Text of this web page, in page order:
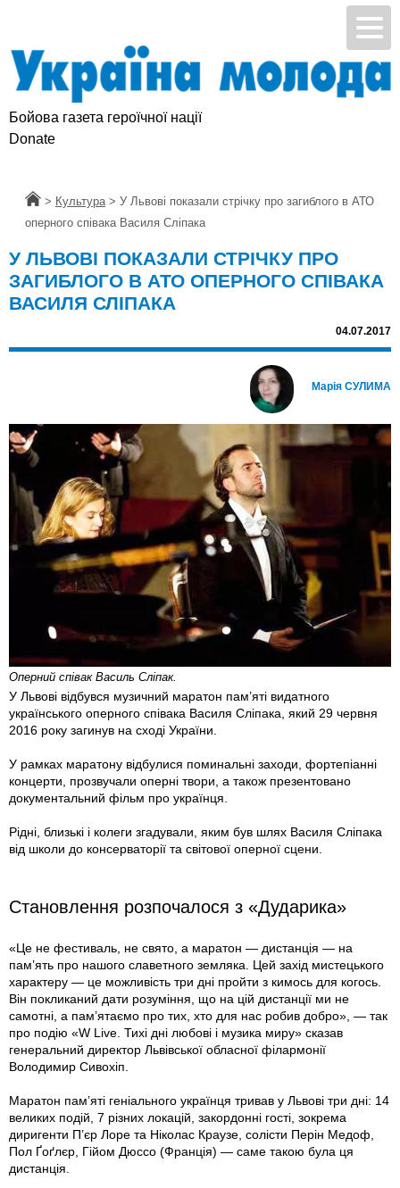
Бойова газета героїчної нації
Підтримай УМ
Головна
> Культура > У Львові показали стрічку про загиблого в АТО
оперного співака Василя Сліпака
У ЛЬВОВІ ПОКАЗАЛИ СТРІЧКУ ПРО
ЗАГИБЛОГО В АТО ОПЕРНОГО СПІВАКА
ВАСИЛЯ СЛІПАКА
04.07.2017
Марія СУЛИМА
Оперний співак Василь Сліпак.
У Львові відбувся музичний маратон пам’яті видатного
українського оперного співака Василя Сліпака, який 29 червня
2016 року загинув на сході України.
У рамках маратону відбулися поминальні заходи, фортепіанні
концерти, прозвучали оперні твори, а також презентовано
документальний фільм про українця.
Рідні, близькі і колеги згадували, яким був шлях Василя Сліпака
від школи до консерваторії та світової оперної сцени.
Становлення розпочалося з «Дударика»
«Це не фестиваль, не свято, а маратон — дистанція — на
пам’ять про нашого славетного земляка. Цей захід мистецького
характеру — це можливість три дні пройти з кимось для когось.
Він покликаний дати розуміння, що на цій дистанції ми не
самотні, а пам’ятаємо про тих, хто для нас робив добро», — так
про подію «W Live. Тихі дні любові і музика миру» сказав
генеральний директор Львівської обласної філармонії
Володимир Сивохіп.
Маратон пам’яті геніального українця тривав у Львові три дні: 14
великих подій, 7 різних локацій, закордонні гості, зокрема
диригенти П’єр Лоре та Ніколас Краузе, солісти Перін Медоф,
Пол Ґоґлєр, Гійом Дюссо (Франція) — саме такою була ця
дистанція.